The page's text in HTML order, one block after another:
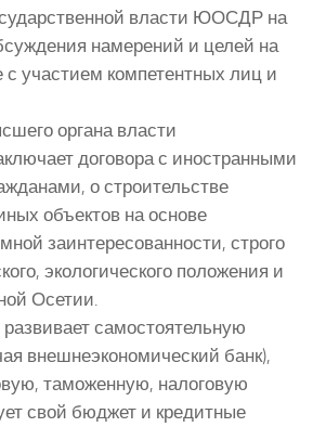
власти ЮОСДР на
намерений и целей на
с участием компетентных лиц и
органа власти
договора с иностранными
о строительстве
объектов на основе
заинтересованности, строго
экологического положения и
Осетии.
самостоятельную
внешнеэкономический банк),
таможенную, налоговую
свой бюджет и кредитные